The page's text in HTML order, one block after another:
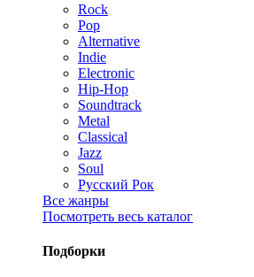
Rock
Pop
Alternative
Indie
Electronic
Hip-Hop
Soundtrack
Metal
Classical
Jazz
Soul
Русский Рок
Все жанры
Посмотреть весь каталог
Подборки